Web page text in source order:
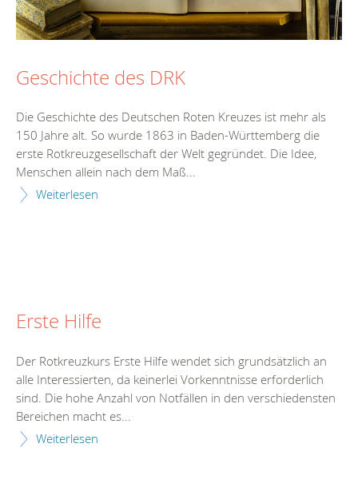
Geschichte des DRK
Die Geschichte des Deutschen Roten Kreuzes ist mehr als
150 Jahre alt. So wurde 1863 in Baden-Württemberg die
erste Rotkreuzgesellschaft der Welt gegründet. Die Idee,
Menschen allein nach dem Maß...
Weiterlesen
Erste Hilfe
Der Rotkreuzkurs Erste Hilfe wendet sich grundsätzlich an
alle Interessierten, da keinerlei Vorkenntnisse erforderlich
sind. Die hohe Anzahl von Notfällen in den verschiedensten
Bereichen macht es...
Weiterlesen